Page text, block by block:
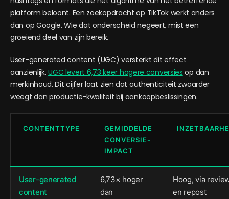
platform beloont. Een zoekopdracht op TikTok werkt anders
dan op Google. Wie dat onderscheid negeert, mist een
groeiend deel van zijn bereik.
User-generated content (UGC) versterkt dit effect
aanzienlijk.UGC levert 6,73 keer hogere conversies op dan
merkinhoud. Dit cijfer laat zien dat authenticiteit zwaarder
weegt dan productie-kwaliteit bij aankoopbeslissingen.
CONTENTTYPE
GEMIDDELDE
CONVERSIE-
IMPACT
User-generated
content
6,73× hoger
dan
Hoog, via
en repost